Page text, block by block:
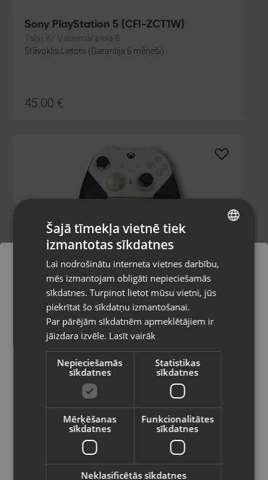
Sony PlayStation 5 (CFI-ZCT1W)
Talsi, Kr. Valdemāra iela 8
Stāvoklis Lietots (Garantija 6 mēneši)
45.00 €
Microsoft Xbox Elite Series 2
Rīga, Dzirciema iela 84a
Stāvoklis Mazlietots (Garantija 12 mēneši)
80.00€
/mēn.
Razer Raiju V3 PRO
Pasūtījumi tiks piegādāti uz
izvēlēto valsti
Vietnes saturs būs attēlots izvēlētajā
valodā
Valsts
Latviešu / Latvian
RUSSIAN
Šajā tīmekļa vietnē tiek
izmantotas sīkdatnes
Lai nodrošinātu interneta vietnes darbību,
mēs izmantojam obligāti nepieciešamās
sīkdatnes. Turpinot lietot mūsu vietni, jūs
piekrītat šo sīkdatņu izmantošanai.
Par pārējām sīkdatnēm apmeklētājiem ir
jāizdara izvēle. Lasīt vairāk
Nepieciešamās
sīkdatnes
Statistikas
sīkdatnes
Mērķēšanas
sīkdatnes
Funkcionalitātes
sīkdatnes
Neklasificētās sīkdatnes